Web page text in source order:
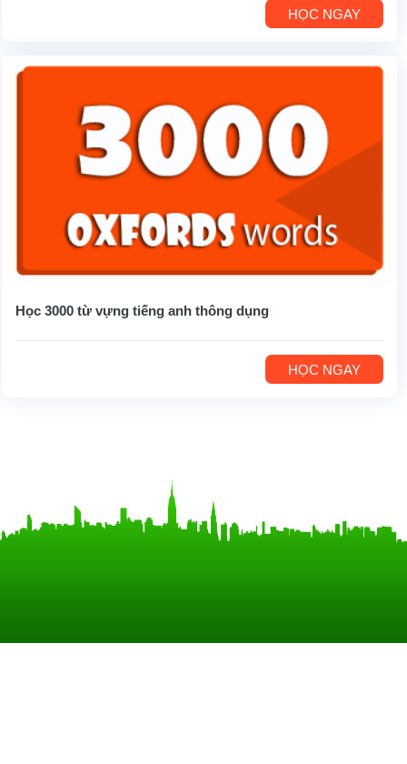
HỌC NGAY
Học 3000 từ vựng tiếng anh thông dụng
HỌC NGAY